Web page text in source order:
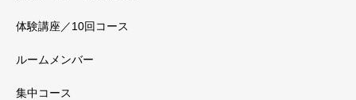
体験講座／10回コース
ルームメンバー
集中コース